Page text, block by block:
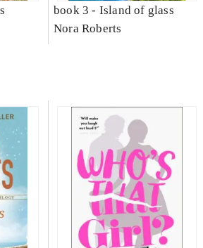
book 3 - Island of glass
Nora Roberts